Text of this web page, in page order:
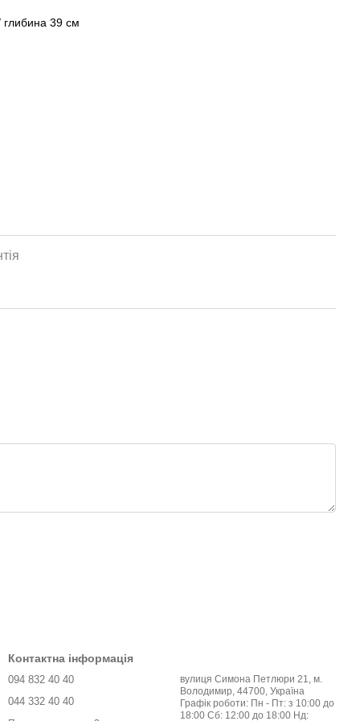
39 см
Контактна інформація
094 832 40 40
044 332 40 40
вулиця Симона Петлюри 21, м.
Володимир, 44700, Україна
Графік роботи: Пн - Пт: з 10:00 до
18:00 Сб: 12:00 до 18:00 Нд: